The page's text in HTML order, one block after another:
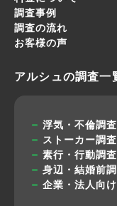
調査事例
調査の流れ
お客様の声
アルシュの調査一
浮気・不倫調査
ストーカー調査
素行・行動調査
身辺・結婚前
企業・法人向